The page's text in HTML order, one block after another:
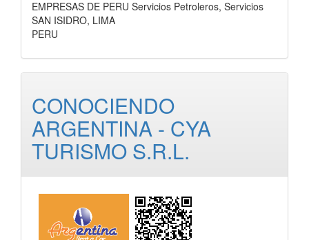
EMPRESAS DE PERU Servicios Petroleros, Servicios
SAN ISIDRO, LIMA
PERU
CONOCIENDO
ARGENTINA - CYA
TURISMO S.R.L.